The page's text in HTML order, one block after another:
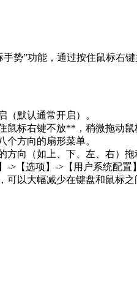
手势”功能，通过按住鼠标右
（默认通常开启）。
鼠标右键不放**，稍微拖动鼠
个方向的扇形菜单。
方向（如上、下、左、右）
->【选项】->【用户系统配置
可以大幅减少在键盘和鼠标